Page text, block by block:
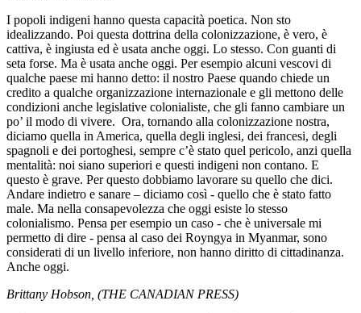
I popoli indigeni hanno questa capacità poetica. Non sto
idealizzando. Poi questa dottrina della colonizzazione, è vero, è
cattiva, è ingiusta ed è usata anche oggi. Lo stesso. Con guanti di
seta forse. Ma è usata anche oggi. Per esempio alcuni vescovi di
qualche paese mi hanno detto: il nostro Paese quando chiede un
credito a qualche organizzazione internazionale e gli mettono delle
condizioni anche legislative colonialiste, che gli fanno cambiare un
po’ il modo di vivere. Ora, tornando alla colonizzazione nostra,
diciamo quella in America, quella degli inglesi, dei francesi, degli
spagnoli e dei portoghesi, sempre c’è stato quel pericolo, anzi quella
mentalità: noi siano superiori e questi indigeni non contano. E
questo è grave. Per questo dobbiamo lavorare su quello che dici.
Andare indietro e sanare – diciamo così - quello che è stato fatto
male. Ma nella consapevolezza che oggi esiste lo stesso
colonialismo. Pensa per esempio un caso - che è universale mi
permetto di dire - pensa al caso dei Royngya in Myanmar, sono
considerati di un livello inferiore, non hanno diritto di cittadinanza.
Anche oggi.
Brittany Hobson, (THE CANADIAN PRESS)